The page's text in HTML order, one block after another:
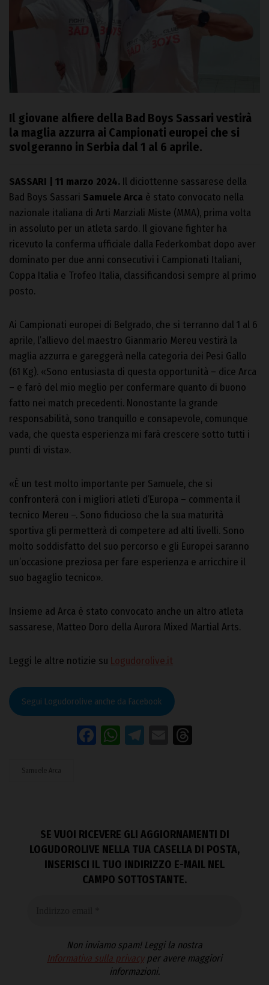
Il giovane alfiere della Bad Boys Sassari vestirà
la maglia azzurra ai Campionati europei che si
svolgeranno in Serbia dal 1 al 6 aprile.
SASSARI | 11 marzo 2024. Il diciottenne sassarese della
Bad Boys Sassari Samuele Arca è stato convocato nella
nazionale italiana di Arti Marziali Miste (MMA), prima volta
in assoluto per un atleta sardo. Il giovane fighter ha
ricevuto la conferma ufficiale dalla Federkombat dopo aver
dominato per due anni consecutivi i Campionati Italiani,
Coppa Italia e Trofeo Italia, classificandosi sempre al primo
posto.
Ai Campionati europei di Belgrado, che si terranno dal 1 al 6
aprile, l’allievo del maestro Gianmario Mereu vestirà la
maglia azzurra e gareggerà nella categoria dei Pesi Gallo
(61 Kg). «Sono entusiasta di questa opportunità – dice Arca
– e farò del mio meglio per confermare quanto di buono
fatto nei match precedenti. Nonostante la grande
responsabilità, sono tranquillo e consapevole, comunque
vada, che questa esperienza mi farà crescere sotto tutti i
punti di vista».
«È un test molto importante per Samuele, che si
confronterà con i migliori atleti d’Europa – commenta il
tecnico Mereu –. Sono fiducioso che la sua maturità
sportiva gli permetterà di competere ad alti livelli. Sono
molto soddisfatto del suo percorso e gli Europei saranno
un’occasione preziosa per fare esperienza e arricchire il
suo bagaglio tecnico».
Insieme ad Arca è stato convocato anche un altro atleta
sassarese, Matteo Doro della Aurora Mixed Martial Arts.
Leggi le altre notizie su Logudorolive.it
Segui Logudorolive anche da Facebook
Facebook
WhatsApp
Telegram
Email
Samuele Arca
SE VUOI RICEVERE GLI AGGIORNAMENTI DI
LOGUDOROLIVE NELLA TUA CASELLA DI POSTA,
INSERISCI IL TUO INDIRIZZO E-MAIL NEL
CAMPO SOTTOSTANTE.
Non inviamo spam! Leggi la nostra
Informativa sulla privacyper avere maggiori
informazioni.